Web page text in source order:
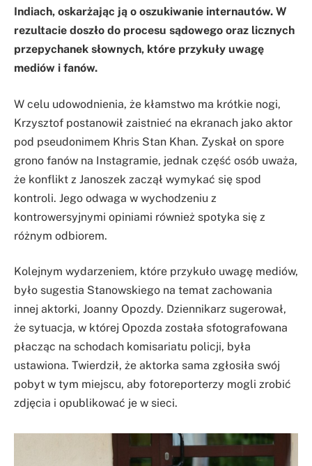
Indiach, oskarżając ją o oszukiwanie internautów. W
rezultacie doszło do procesu sądowego oraz licznych
przepychanek słownych, które przykuły uwagę
mediów i fanów.
W celu udowodnienia, że kłamstwo ma krótkie nogi,
Krzysztof postanowił zaistnieć na ekranach jako aktor
pod pseudonimem Khris Stan Khan. Zyskał on spore
grono fanów na Instagramie, jednak część osób uważa,
że konflikt z Janoszek zaczął wymykać się spod
kontroli. Jego odwaga w wychodzeniu z
kontrowersyjnymi opiniami również spotyka się z
różnym odbiorem.
Kolejnym wydarzeniem, które przykuło uwagę mediów,
było sugestia Stanowskiego na temat zachowania
innej aktorki, Joanny Opozdy. Dziennikarz sugerował,
że sytuacja, w której Opozda została sfotografowana
płacząc na schodach komisariatu policji, była
ustawiona. Twierdził, że aktorka sama zgłosiła swój
pobyt w tym miejscu, aby fotoreporterzy mogli zrobić
zdjęcia i opublikować je w sieci.